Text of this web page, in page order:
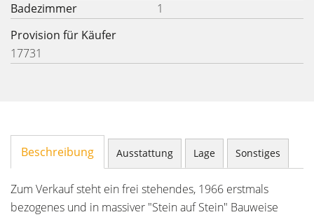
Badezimmer
1
Provision für Käufer
17731
Beschreibung Ausstattung Lage Sonstiges
Zum Verkauf steht ein frei stehendes, 1966 erstmals
bezogenes und in massiver "Stein auf Stein" Bauweise